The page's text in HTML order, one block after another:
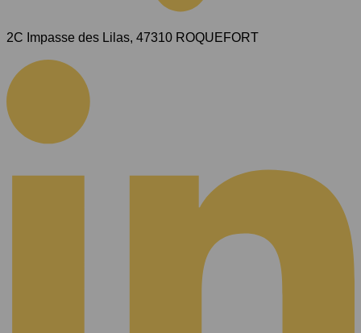
2C Impasse des Lilas, 47310 ROQUEFORT